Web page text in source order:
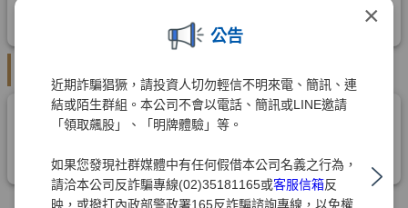
×
公告
近期詐騙猖獗，請投資人切勿輕信不明來電、簡訊、連
結或陌生群組。本公司不會以電話、簡訊或LINE邀請
「領取飆股」、「明牌體驗」等。
如果您發現社群媒體中有任何假借本公司名義之行為，
請洽本公司反詐騙專線(02)35181165或客服信箱反
映，或撥打內政部警政署165反詐騙諮詢專線，以免權